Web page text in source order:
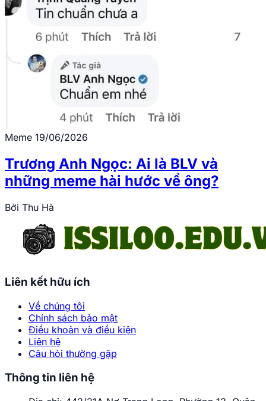
Meme 19/06/2026
Trương Anh Ngọc: Ai là BLV và
những meme hài hước về ông?
Bởi Thu Hà
Liên kết hữu ích
Về chúng tôi
Chính sách bảo mật
Điều khoản và điều kiện
Liên hệ
Câu hỏi thường gặp
Thông tin liên hệ